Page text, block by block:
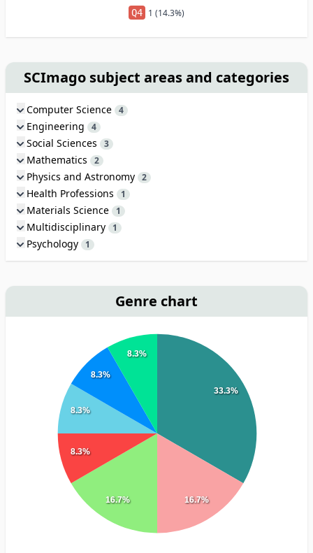
Q4 1 (14.3%)
SCImago subject areas and categories
Computer Science 4
Engineering 4
Social Sciences 3
Mathematics 2
Physics and Astronomy 2
Health Professions 1
Materials Science 1
Multidisciplinary 1
Psychology 1
Genre chart
33.3%
16.7%
16.7%
8.3%
8.3%
8.3%
8.3%